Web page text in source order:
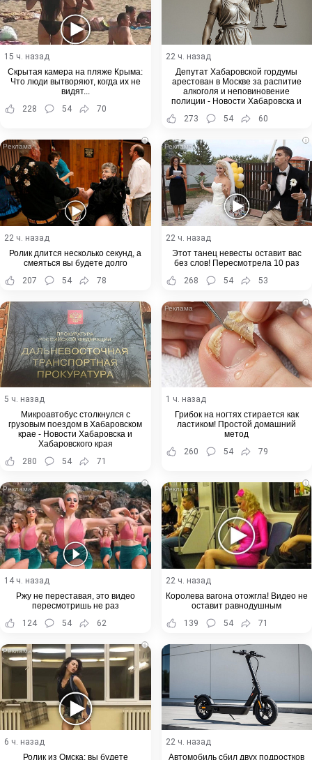
15 ч. назад
Скрытая камера на пляже Крыма:
Что люди вытворяют, когда их не
видят...
228
54 70
22 ч. назад
Депутат Хабаровской гордумы
арестован в Москве за распитие
алкоголя и неповиновение
полиции - Новости Хабаровска и
273 54 60
i
22 ч. назад
Ролик длится несколько секунд, а
смеяться вы будете долго
207
54 78
i
22 ч. назад
Этот танец невесты оставит вас
без слов! Пересмотрела 10 раз
268
54 53
5 ч. назад
Микроавтобус столкнулся с
грузовым поездом в Хабаровском
крае - Новости Хабаровска и
Хабаровского края
280
54 71
i
1 ч. назад
Грибок на ногтях стирается как
ластиком! Простой домашний
метод
260
54 79
i
14 ч. назад
Ржу не переставая, это видео
пересмотришь не раз
124
54 62
i
22 ч. назад
Королева вагона отожгла! Видео не
оставит равнодушным
139
54 71
i
6 ч. назад
Ролик из Омска: вы будете
22 ч. назад
Автомобиль сбил двух подростков